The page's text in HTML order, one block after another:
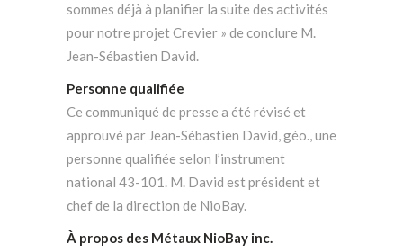
sommes déjà à planifier la suite des activités
pour notre projet Crevier » de conclure M.
Jean-Sébastien David.
Personne qualifiée
Ce communiqué de presse a été révisé et
approuvé par Jean-Sébastien David, géo., une
personne qualifiée selon l’instrument
national 43-101. M. David est président et
chef de la direction de NioBay.
À propos des Métaux NioBay inc.